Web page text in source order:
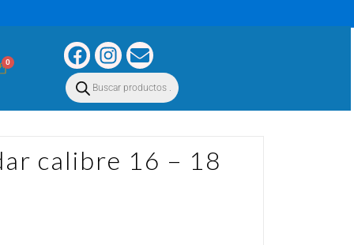
0
calibre 16 – 18